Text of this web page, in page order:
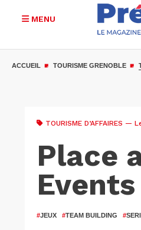
MENU
ACCUEIL TOURISME GRENOBLE
TOURISME D’AFFAIRES —
Place
Events
#JEUX #TEAM BUILDING #